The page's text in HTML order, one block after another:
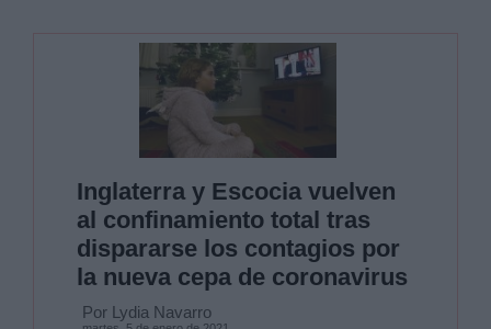
Inglaterra y Escocia vuelven
al confinamiento total tras
dispararse los contagios por
la nueva cepa de coronavirus
Por Lydia Navarro